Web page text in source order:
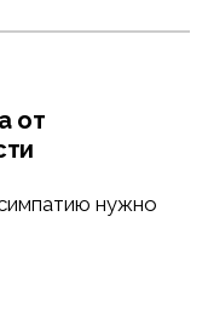
от
нужно